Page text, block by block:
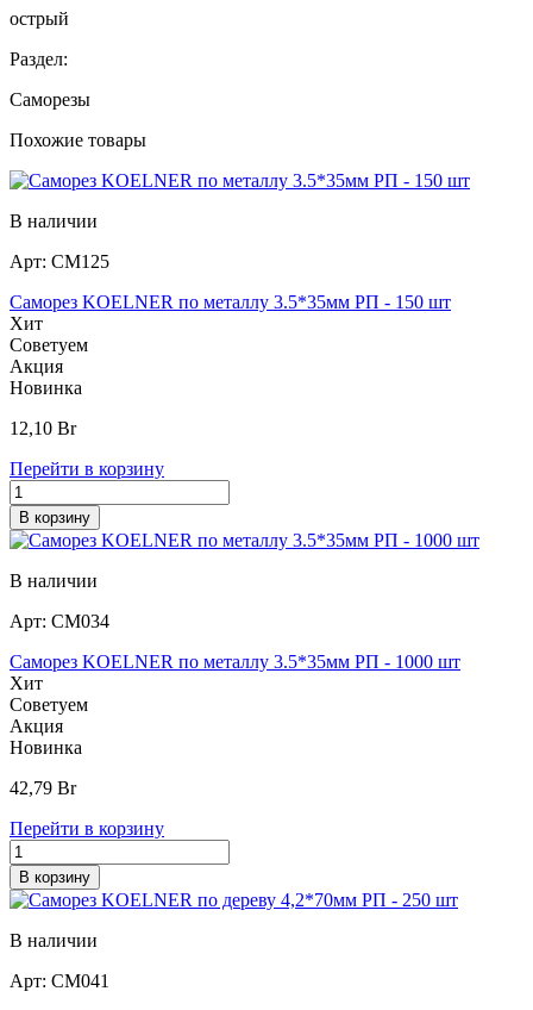
острый
Раздел:
Саморезы
Похожие товары
В наличии
Арт: СМ125
Саморез KOELNER по металлу 3.5*35мм РП - 150 шт
Хит
Советуем
Акция
Новинка
12,10 Br
Перейти в корзину
В корзину
В наличии
Арт: СМ034
Саморез KOELNER по металлу 3.5*35мм РП - 1000 шт
Хит
Советуем
Акция
Новинка
42,79 Br
Перейти в корзину
В корзину
В наличии
Арт: СМ041